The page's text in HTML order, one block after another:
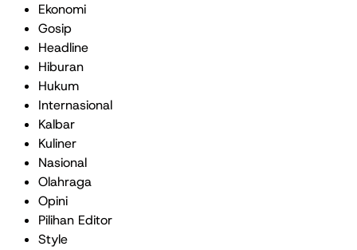
Ekonomi
Gosip
Headline
Hiburan
Hukum
Internasional
Kalbar
Kuliner
Nasional
Olahraga
Opini
Pilihan Editor
Style